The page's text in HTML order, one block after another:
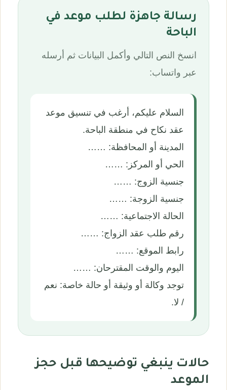
رسالة جاهزة لطلب موعد في
الباحة
انسخ النص التالي وأكمل البيانات ثم أرسله
عبر واتساب:
السلام عليكم، أرغب في تنسيق موعد
عقد نكاح في منطقة الباحة.
المدينة أو المحافظة: ……
الحي أو المركز: ……
جنسية الزوج: ……
جنسية الزوجة: ……
الحالة الاجتماعية: ……
رقم طلب عقد الزواج: ……
رابط الموقع: ……
اليوم والوقت المقترحان: ……
توجد وكالة أو وثيقة أو حالة خاصة: نعم
/ لا.
حالات ينبغي توضيحها قبل حجز
الموعد